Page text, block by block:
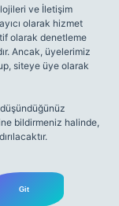
ve İletişim
olarak hizmet
olarak denetleme
Ancak, üyelerimiz
siteye üye olarak
bildirmeniz halinde,